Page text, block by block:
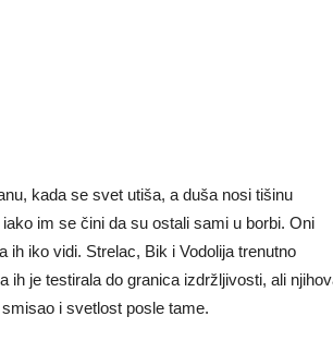
kada se svet utiša, a duša nosi tišinu
im se čini da su ostali sami u borbi. Oni
ih iko vidi. Strelac, Bik i Vodolija trenutno
ih je testirala do granica izdržljivosti, ali
i svetlost posle tame.